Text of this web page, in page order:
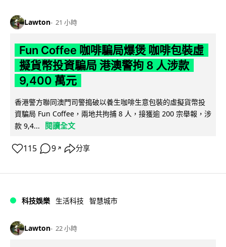
Lawton 21 小時
Fun Coffee 咖啡騙局爆煲 咖啡包裝虛
擬貨幣投資騙局 港澳警拘 8 人涉款
9,400 萬元
香港警方聯同澳門司警搗破以養生咖啡生意包裝的虛擬貨幣投
資騙局 Fun Coffee，兩地共拘捕 8 人，接獲逾 200 宗舉報，涉
款 9,4...
閱讀全文
115 9 ↗ 分享
科技娛樂 生活科技 智慧城市
Lawton 22 小時